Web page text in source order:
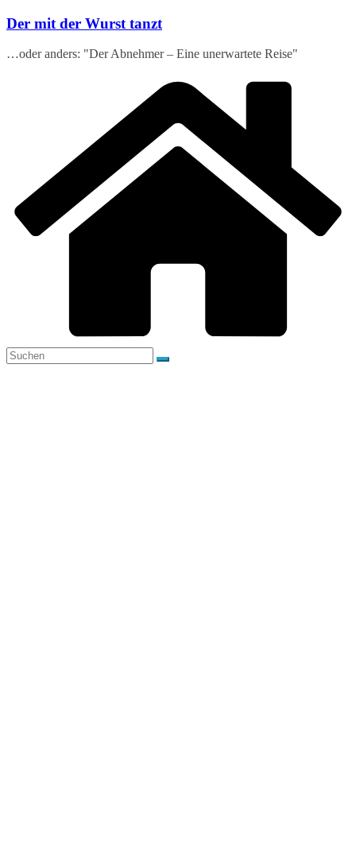
Zum
springen
Der mit der Wurst tanzt
…oder anders: "Der Abnehmer – Eine unerwartete Reise"